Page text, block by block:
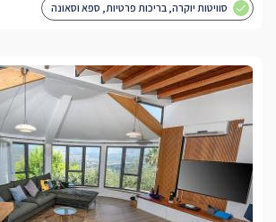
סוויטות יוקרה, בריכות פרטיות, ספא וסאונה